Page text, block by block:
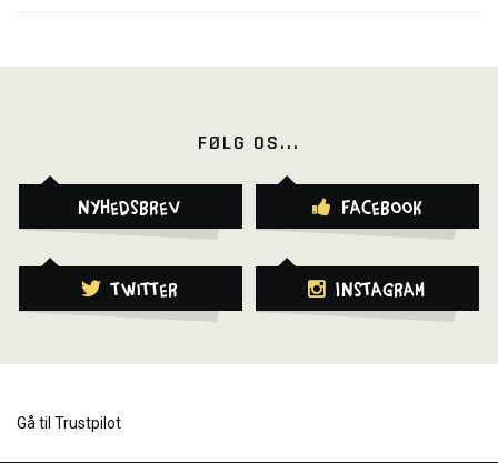
FØLG OS...
Nyhedsbrev Facebook
Twitter Instagram
Gå til Trustpilot